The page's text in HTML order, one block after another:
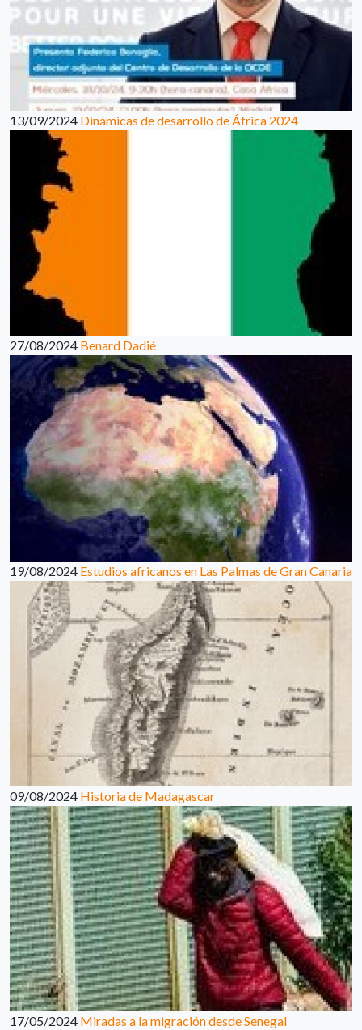
13/09/2024 Dinámicas de desarrollo de África 2024
27/08/2024 Benard Dadié
19/08/2024 Estudios africanos en Las Palmas de Gran Canaria
09/08/2024 Historia de Madagascar
17/05/2024 Miradas a la migración desde Senegal